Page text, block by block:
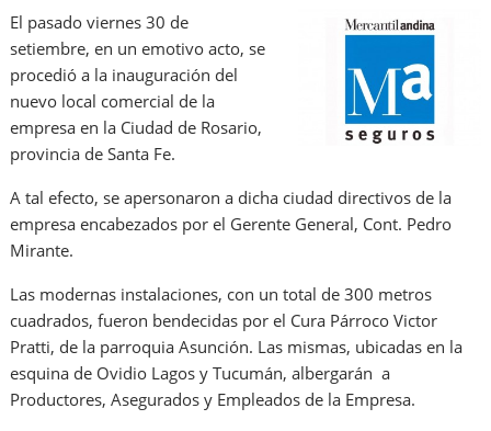
El pasado viernes 30 de
setiembre, en un emotivo acto, se
procedió a la inauguración del
nuevo local comercial de la
empresa en la Ciudad de Rosario,
provincia de Santa Fe.
A tal efecto, se apersonaron a dicha ciudad directivos de la
empresa encabezados por el Gerente General, Cont. Pedro
Mirante.
Las modernas instalaciones, con un total de 300 metros
cuadrados, fueron bendecidas por el Cura Párroco Victor
Pratti, de la parroquia Asunción. Las mismas, ubicadas en la
esquina de Ovidio Lagos y Tucumán, albergarán a
Productores, Asegurados y Empleados de la Empresa.